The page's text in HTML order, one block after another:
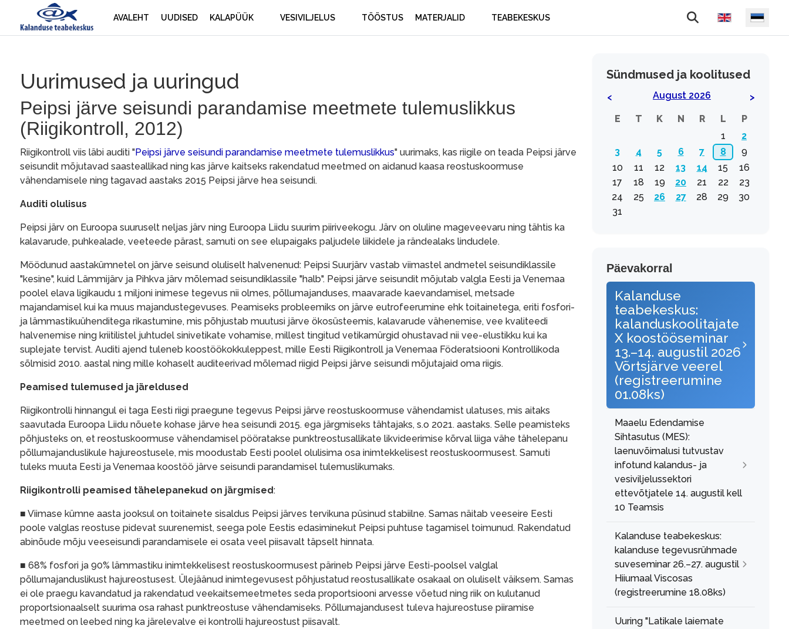
AVALEHT UUDISED KALAPÜÜK VESIVILJELUS TÖÖSTUS MATERJALID TEABEKESKUS Vali keel
Uurimused ja uuringud
Peipsi järve seisundi parandamise meetmete tulemuslikkus
(Riigikontroll, 2012)
Riigikontroll viis läbi auditi "Peipsi järve seisundi parandamise meetmete tulemuslikkus" uurimaks, kas riigile on teada Peipsi järve
seisundit mõjutavad saasteallikad ning kas järve kaitseks rakendatud meetmed on aidanud kaasa reostuskoormuse
vähendamisele ning tagavad aastaks 2015 Peipsi järve hea seisundi.
Auditi olulisus
Peipsi järv on Euroopa suuruselt neljas järv ning Euroopa Liidu suurim piiriveekogu. Järv on oluline mageveevaru ning tähtis ka
kalavarude, puhkealade, veeteede pärast, samuti on see elupaigaks paljudele liikidele ja rändealaks lindudele.
Möödunud aastakümnetel on järve seisund oluliselt halvenenud: Peipsi Suurjärv vastab viimastel andmetel seisundiklassile
"kesine", kuid Lämmijärv ja Pihkva järv mõlemad seisundiklassile "halb". Peipsi järve seisundit mõjutab valgla Eesti ja Venemaa
poolel elava ligikaudu 1 miljoni inimese tegevus nii olmes, põllumajanduses, maavarade kaevandamisel, metsade
majandamisel kui ka muus majandustegevuses. Peamiseks probleemiks on järve eutrofeerumine ehk toitainetega, eriti fosfori-
ja lämmastikuühenditega rikastumine, mis põhjustab muutusi järve ökosüsteemis, kalavarude vähenemise, vee kvaliteedi
halvenemise ning kriitilistel juhtudel sinivetikate vohamise, millest tingitud vetikamürgid ohustavad nii vee-elustikku kui ka
suplejate tervist. Auditi ajend tuleneb koostöökokkuleppest, mille Eesti Riigikontroll ja Venemaa Föderatsiooni Kontrollikoda
sõlmisid 2010. aastal ning mille kohaselt auditeerivad mõlemad riigid Peipsi järve seisundi mõjutajaid oma riigis.
Peamised tulemused ja järeldused
Riigikontrolli hinnangul ei taga Eesti riigi praegune tegevus Peipsi järve reostuskoormuse vähendamist ulatuses, mis aitaks
saavutada Euroopa Liidu nõuete kohase järve hea seisundi 2015. ega järgmiseks tähtajaks, s.o 2021. aastaks. Selle peamisteks
põhjusteks on, et reostuskoormuse vähendamisel pööratakse punktreostusallikate likvideerimise kõrval liiga vähe tähelepanu
põllumajanduslikule hajureostusele, mis moodustab Eesti poolel olulisima osa inimtekkelisest reostuskoormusest. Samuti
tuleks muuta Eesti ja Venemaa koostöö järve seisundi parandamisel tulemuslikumaks.
Riigikontrolli peamised tähelepanekud on järgmised:
■ Viimase kümne aasta jooksul on toitainete sisaldus Peipsi järves tervikuna püsinud stabiilne. Samas näitab veeseire Eesti
poole valglas reostuse pidevat suurenemist, seega pole Eestis edasiminekut Peipsi puhtuse tagamisel toimunud. Rakendatud
abinõude mõju veeseisundi parandamisele ei osata veel piisavalt täpselt hinnata.
■ 68% fosfori ja 90% lämmastiku inimtekkelisest reostuskoormusest pärineb Peipsi järve Eesti-poolsel valglal
põllumajanduslikust hajureostusest. Ülejäänud inimtegevusest põhjustatud reostusallikate osakaal on oluliselt väiksem. Samas
ei ole praegu kavandatud ja rakendatud veekaitsemeetmetes seda proportsiooni arvesse võetud ning riik on kulutanud
proportsionaalselt suurima osa rahast punktreostuse vähendamiseks. Põllumajandusest tuleva hajureostuse piiramise
meetmed on leebed ning ka järelevalve ei kontrolli hajureostust piisavalt.
Sündmused ja koolitused
< August 2026
>
E
T K N R L
P
1
2
3
4 5 6 7 8
9
10
11 12 13 14 15
16
17
18 19 20 21 22
23
24
25 26 27 28 29
30
31
Päevakorral
Kalanduse
teabekeskus:
kalanduskoolitajate
X koostööseminar
13.–14. augustil 2026
Võrtsjärve veerel
(registreerumine
01.08ks)
Maaelu Edendamise
Sihtasutus (MES):
laenuvõimalusi tutvustav
infotund kalandus- ja
vesiviljelussektori
ettevõtjatele 14. augustil kell
10 Teamsis
Kalanduse teabekeskus:
kalanduse tegevusrühmade
suveseminar 26.–27. augustil
Hiiumaal Viscosas
(registreerumine 18.08ks)
Uuring "Latikale laiemate